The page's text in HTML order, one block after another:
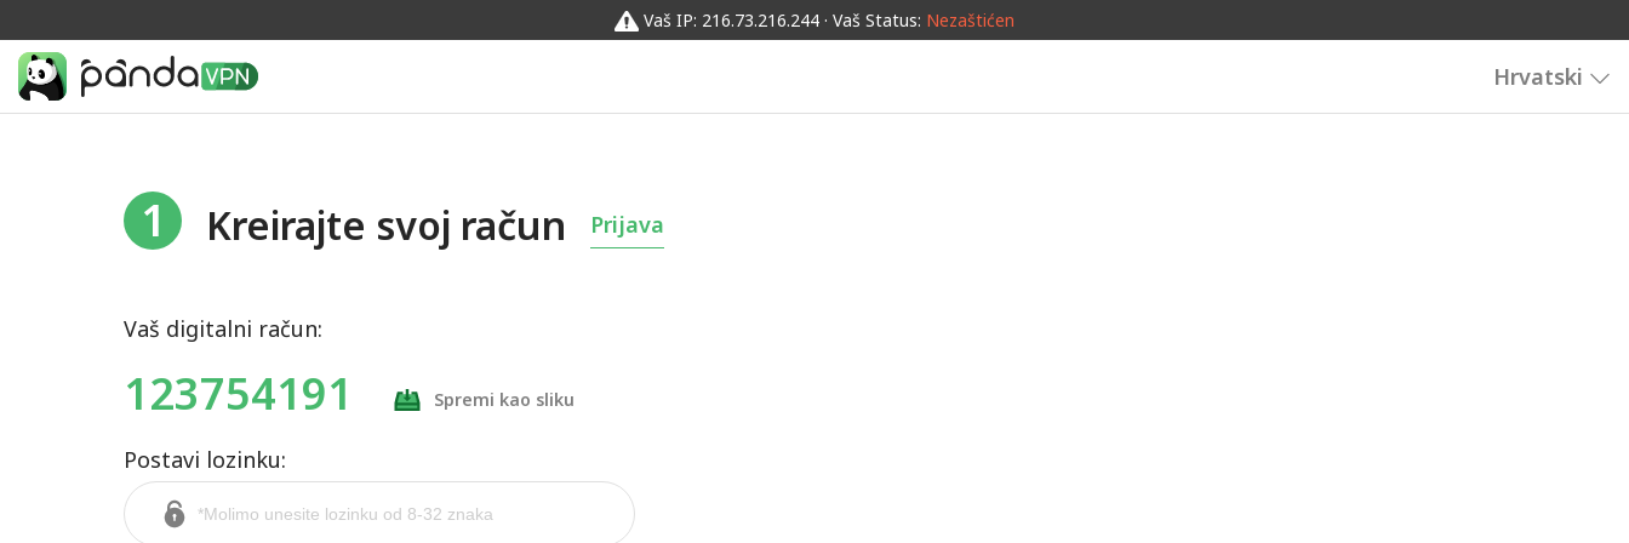
Vaš IP: 216.73.216.244 · Vaš Status: Nezaštićen
Hrvatski
1 Kreirajte svoj račun Prijava
Vaš digitalni račun:
123754191 Spremi kao sliku
Postavi lozinku: